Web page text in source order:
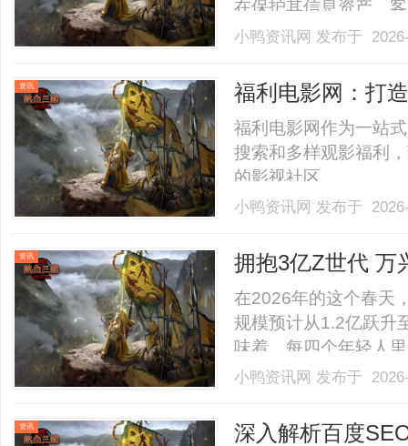
在保护其信息资产、
此，制定有效的企业
业提供切实可行的解
仅.........
小鸭资讯网 发布于
资讯 福利电影网：打
福利电影网作为一站
搜索和多样观影福利
的影视社区。......
小鸭资讯网 发布于
资讯 拥抱3亿Z世代 万
在2026年的这个春天
规模预计从1.2亿跃升
味着，每四个年轻人
他们不仅是内容的消
权运动”。万兴剧厂不
小鸭资讯网 发布于
资讯 深入解析百度